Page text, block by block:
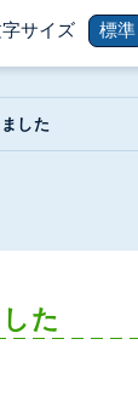
サイズ 標準
した
た